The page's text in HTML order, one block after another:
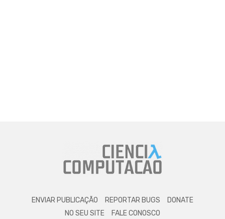
ENVIAR PUBLICAÇÃO REPORTAR BUGS
DONATE
NO SEU SITE
FALE CONOSCO